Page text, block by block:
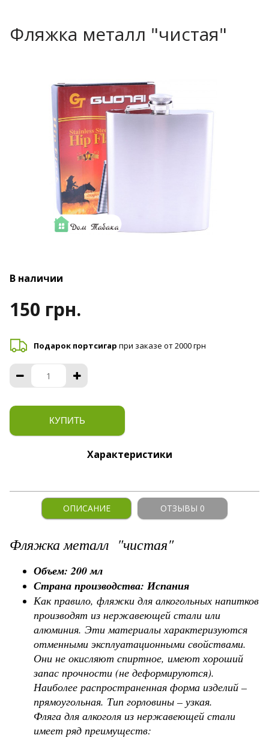
Фляжка металл "чистая"
В наличии
150 грн.
Подарок портсигар при заказе от 2000 грн
КУПИТЬ
Характеристики
ОПИСАНИЕ ОТЗЫВЫ 0
Фляжка металл "чистая"
Объем: 200 мл
Страна производства: Испания
Как правило, фляжки для алкогольных напитков
производят из нержавеющей стали или
алюминия. Эти материалы характеризуются
отменными эксплуатационными свойствами.
Они не окисляют спиртное, имеют хороший
запас прочности (не деформируются).
Наиболее распространенная форма изделий –
прямоугольная. Тип горловины – узкая.
Фляга для алкоголя из нержавеющей стали
имеет ряд преимуществ: